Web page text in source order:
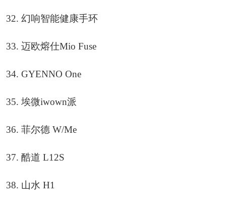
32. 幻响智能健康手环
33. 迈欧熔仕Mio Fuse
34. GYENNO One
35. 埃微iwown派
36. 菲尔德 W/Me
37. 酷道 L12S
38. 山水 H1